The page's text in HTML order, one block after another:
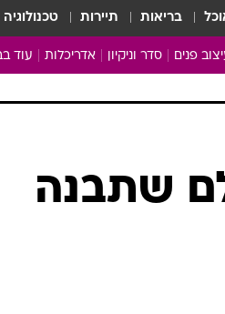
בריאות תיירות טכנולוגיה
פנים סדר וניקיון
מדריך הניקיון
אדריכלות עוד
שתבנה